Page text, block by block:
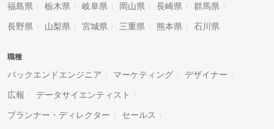
福島県 栃木県 岐阜県 岡山県 長崎県 群馬県
長野県 山梨県 宮城県 三重県 熊本県 石川県
職種
バックエンドエンジニア マーケティング デザイナー
広報 データサイエンティスト
プランナー・ディレクター セールス